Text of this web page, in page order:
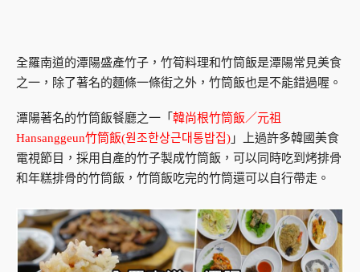
全羅南道的潭陽盛產竹子，竹筍料理和竹筒飯是潭陽常見美食
之一，除了著名的麵條一條街之外，竹筒飯也是不能錯過喔。
潭陽著名的竹筒飯餐廳之一「 韓尚根竹筒飯／元祖
Hansanggeun竹筒飯(원조한상근대통밥집) 」上過許多韓國美食
電視節目，採用自產的竹子製成竹筒飯，可以同時吃到烤排骨
和年糕排骨的竹筒飯，竹筒飯吃完的竹筒還可以自行帶走。